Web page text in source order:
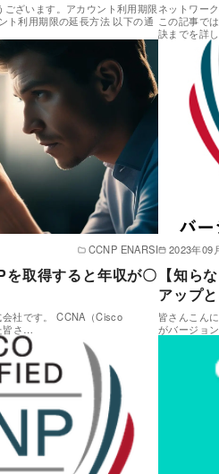
ざいます。アカウント利用期限
ト利用期限の延長方法 以下の通
ネットワー
この記事で
訣までを詳
CCNP ENARSI
を取得すると年収が〇
社です。 CCNA（Cisco
さ…
2023年09
【知ら
アップ
皆さんこん
がバージョ